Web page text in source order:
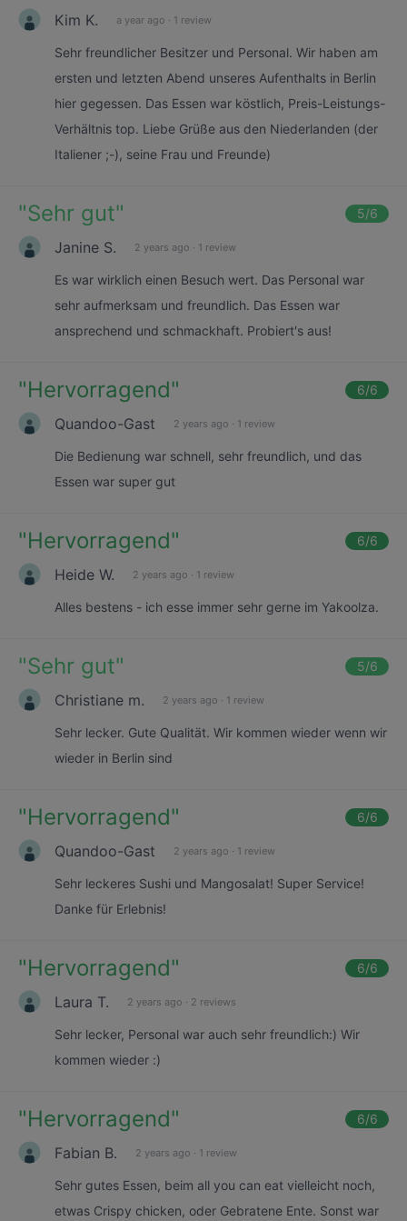
Kim K. a year ago · 1 review
Sehr freundlicher Besitzer und Personal. Wir haben am
ersten und letzten Abend unseres Aufenthalts in Berlin
hier gegessen. Das Essen war köstlich, Preis-Leistungs-
Verhältnis top. Liebe Grüße aus den Niederlanden (der
Italiener ;-), seine Frau und Freunde)
"Sehr gut" 5/6
Janine S. 2 years ago · 1 review
Es war wirklich einen Besuch wert. Das Personal war
sehr aufmerksam und freundlich. Das Essen war
ansprechend und schmackhaft. Probiert's aus!
"Hervorragend" 6/6
Quandoo-Gast 2 years ago · 1 review
Die Bedienung war schnell, sehr freundlich, und das
Essen war super gut
"Hervorragend" 6/6
Heide W. 2 years ago · 1 review
Alles bestens - ich esse immer sehr gerne im Yakoolza.
"Sehr gut" 5/6
Christiane m. 2 years ago · 1 review
Sehr lecker. Gute Qualität. Wir kommen wieder wenn wir
wieder in Berlin sind
"Hervorragend" 6/6
Quandoo-Gast 2 years ago · 1 review
Sehr leckeres Sushi und Mangosalat! Super Service!
Danke für Erlebnis!
"Hervorragend" 6/6
Laura T. 2 years ago · 2 reviews
Sehr lecker, Personal war auch sehr freundlich:) Wir
kommen wieder :)
"Hervorragend" 6/6
Fabian B. 2 years ago · 1 review
Sehr gutes Essen, beim all you can eat vielleicht noch,
etwas Crispy chicken, oder Gebratene Ente. Sonst war